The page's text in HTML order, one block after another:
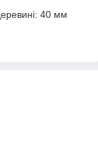
40 мм